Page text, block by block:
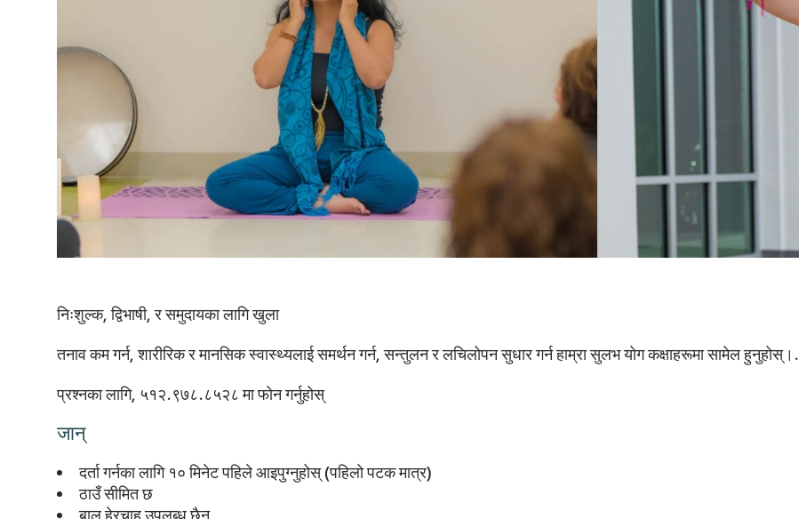
निःशुल्क, द्विभाषी, र समुदायका लागि खुला
तनाव कम गर्न, शारीरिक र मानसिक स्वास्थ्यलाई समर्थन गर्न, सन्तुलन र लचिलोपन सुधार गर्न हाम्रा सुलभ योग कक्षाहरूमा सामेल हुनुहोस्।.
प्रश्नका लागि, ५१२.९७८.८५२८ मा फोन गर्नुहोस्
जान्
दर्ता गर्नका लागि १० मिनेट पहिले आइपुग्नुहोस् (पहिलो पटक मात्र)
ठाउँ सीमित छ